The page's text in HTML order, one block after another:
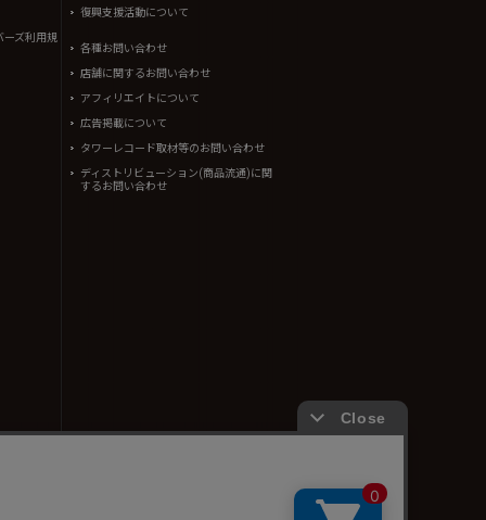
ーズ利用規
復興支援活動について
各種お問い合わせ
店舗に関するお問い合わせ
アフィリエイトについて
広告掲載について
タワーレコード取材等のお問い合わせ
ディストリビューション(商品流通)に関
するお問い合わせ